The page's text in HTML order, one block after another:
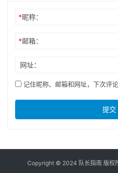
*昵称：
*邮箱：
网址：
记住昵称、邮箱和网址，下次评
提交
Copyright © 2024 队长指南 版权